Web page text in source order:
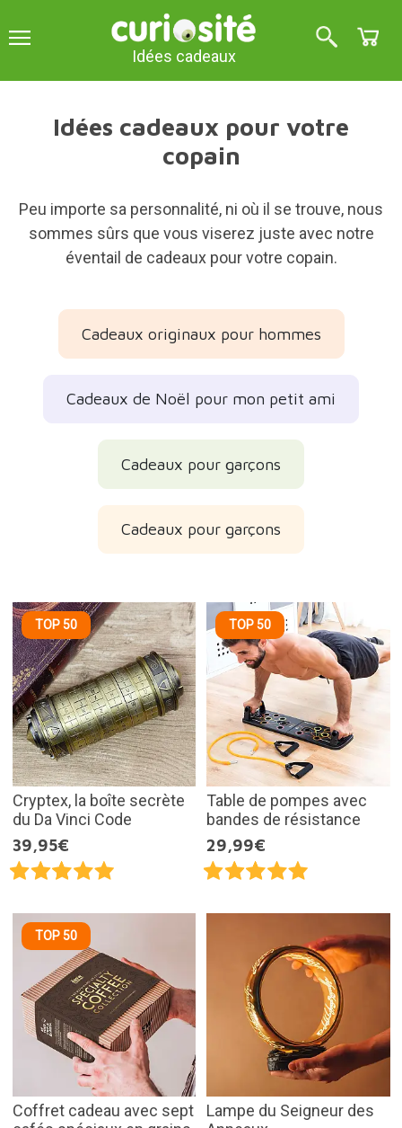
Idées cadeaux
Idées cadeaux pour votre
copain
Peu importe sa personnalité, ni où il se trouve, nous
sommes sûrs que vous viserez juste avec notre
éventail de cadeaux pour votre copain.
Cadeaux originaux pour hommes
Cadeaux de Noël pour mon petit ami
Cadeaux pour garçons
Cadeaux pour garçons
TOP 50
Cryptex, la boîte secrète
du Da Vinci Code
39,95€
TOP 50
Table de pompes avec
bandes de résistance
29,99€
TOP 50
Coffret cadeau avec sept
Lampe du Seigneur des